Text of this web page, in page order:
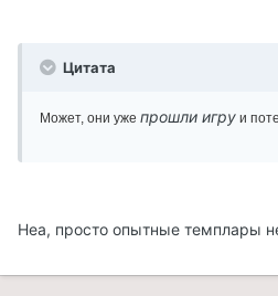
Цитата
Может, они уже прошли игру и
Неа, просто опытные темплары